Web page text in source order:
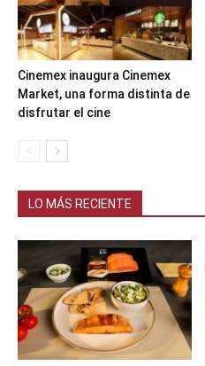
Cinemex inaugura Cinemex
Market, una forma distinta de
disfrutar el cine
LO MÁS RECIENTE